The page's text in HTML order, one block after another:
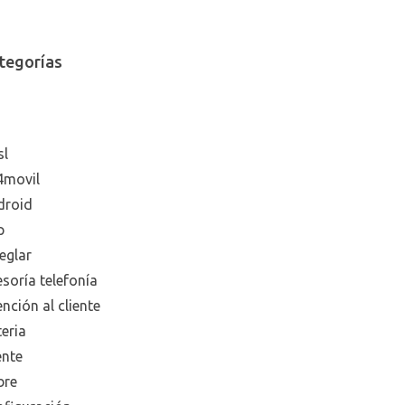
telefonía
al cliente